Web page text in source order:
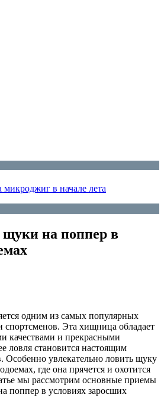
в начале лета
щуки на поппер в
одним из самых популярных
спортсменов. Эта хищница обладает
качествами и прекрасными
ловля становится настоящим
Особенно увлекательно ловить щуку
где она прячется и охотится
мы рассмотрим основные приемы
поппер в условиях заросших